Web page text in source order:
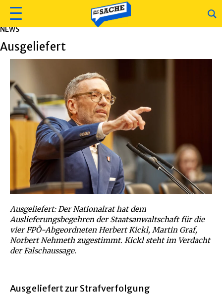
NEWS
Ausgeliefert
Ausgeliefert: Der Nationalrat hat dem
Auslieferungsbegehren der Staatsanwaltschaft für die
vier FPÖ-Abgeordneten Herbert Kickl, Martin Graf,
Norbert Nehmeth zugestimmt. Kickl steht im Verdacht
der Falschaussage.
Ausgeliefert zur Strafverfolgung